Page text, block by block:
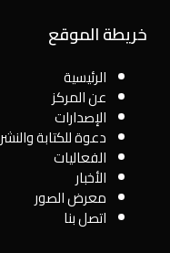
خريطة الموقع
الرئيسية
عن المركز
الإصدارات
دعوة للكتابة والنشر
الفعاليات
الأخبار
معرض الصور
اتصل بنا